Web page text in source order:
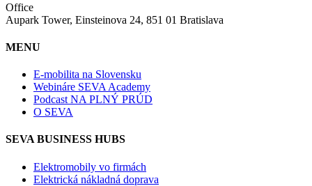
Office
Aupark Tower, Einsteinova 24, 851 01 Bratislava
MENU
E-mobilita na Slovensku
Webináre SEVA Academy
Podcast NA PLNÝ PRÚD
O SEVA
SEVA BUSINESS HUBS
Elektromobily vo firmách
Elektrická nákladná doprava